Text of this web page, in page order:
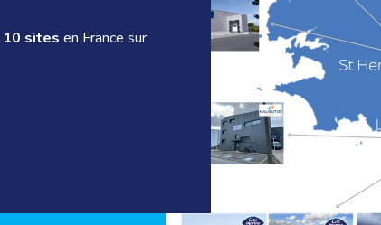
10 sites en France sur